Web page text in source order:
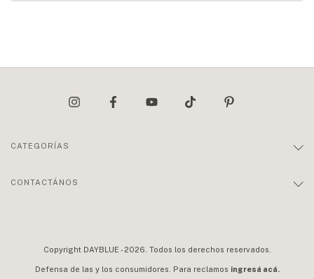
CATEGORÍAS
CONTACTÁNOS
Copyright DAYBLUE - 2026. Todos los derechos reservados.
Defensa de las y los consumidores. Para reclamos ingresá acá.